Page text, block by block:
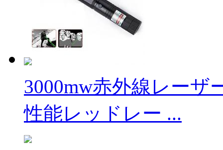
3000mw赤外線レーザ
性能レッドレー ...